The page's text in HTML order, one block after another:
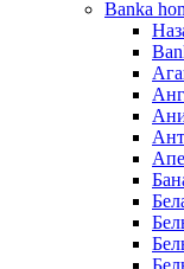
Banka